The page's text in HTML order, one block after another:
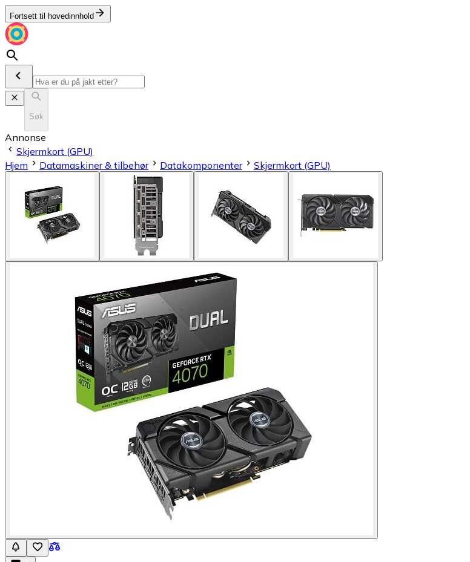
Fortsett til hovedinnhold
Søk
Annonse
Skjermkort (GPU)
Hjem
Datamaskiner & tilbehør Datakomponenter Skjermkort (GPU)